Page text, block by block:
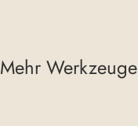
Mehr Werkzeuge